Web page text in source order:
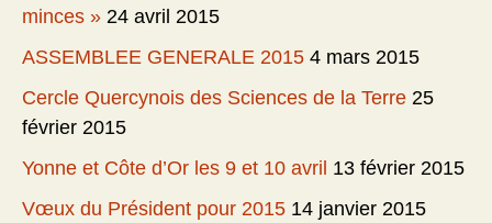
minces » 24 avril 2015
ASSEMBLEE GENERALE 2015 4 mars 2015
Cercle Quercynois des Sciences de la Terre 25
février 2015
Yonne et Côte d’Or les 9 et 10 avril 13 février 2015
Vœux du Président pour 2015 14 janvier 2015